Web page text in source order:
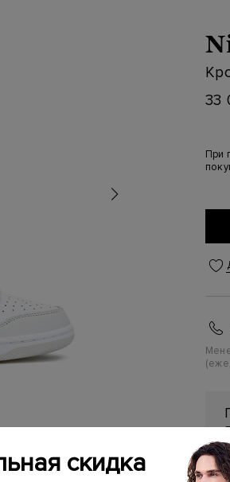
33
При
скидка